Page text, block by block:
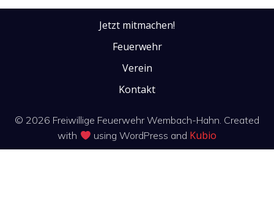
Jetzt mitmachen!
Feuerwehr
Verein
Kontakt
© 2026 Freiwillige Feuerwehr Wembach-Hahn. Created
with
using WordPress and Kubio